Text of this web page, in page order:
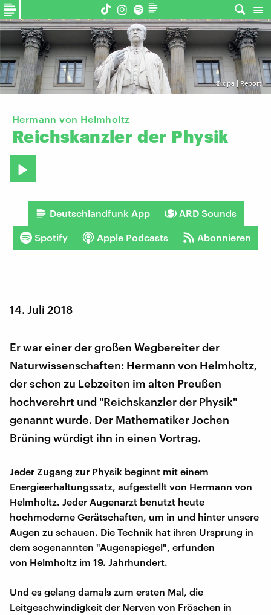
©dpa | Report
Hermann von Helmholtz
Reichskanzler der Physik
Deutschlandfunk App ARD Sounds
Spotify Apple Podcasts Abonnieren
14. Juli 2018
Er war einer der großen Wegbereiter der
Naturwissenschaften: Hermann von Helmholtz,
der schon zu Lebzeiten im alten Preußen
hochverehrt und "Reichskanzler der Physik"
genannt wurde. Der Mathematiker Jochen
Brüning würdigt ihn in einen Vortrag.
Jeder Zugang zur Physik beginnt mit einem
Energieerhaltungssatz, aufgestellt von Hermann von
Helmholtz. Jeder Augenarzt benutzt heute
hochmoderne Gerätschaften, um in und hinter unsere
Augen zu schauen. Die Technik hat ihren Ursprung in
dem sogenannten "Augenspiegel", erfunden
von Helmholtz im 19. Jahrhundert.
Und es gelang damals zum ersten Mal, die
Leitgeschwindigkeit der Nerven von Fröschen in